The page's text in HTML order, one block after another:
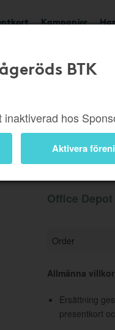
Kampanjer
BTK
hos
Aktivera
Office
Order
Allmänna villkor
Ersättning
presentkort